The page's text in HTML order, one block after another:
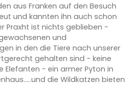
aus Franken auf den Besuch
und kannten ihn auch schon
Praxht ist nichts geblieben -
und
in den die Tiere nach unserer
gehalten sind - keine
Elefanten - ein armer Pyton in
die Wildkatzen bieten